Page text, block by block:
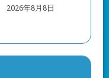
2026年8月8日